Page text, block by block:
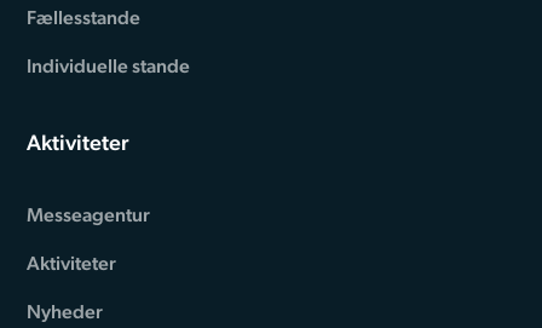
Fællesstande
Individuelle stande
Aktiviteter
Messeagentur
Aktiviteter
Nyheder